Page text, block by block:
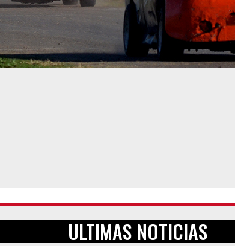
ULTIMAS NOTICIAS